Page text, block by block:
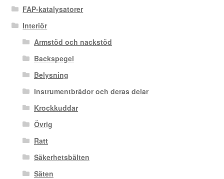
FAP-katalysatorer
Interiör
Armstöd och nackstöd
Backspegel
Belysning
Instrumentbrädor och deras delar
Krockkuddar
Övrig
Ratt
Säkerhetsbälten
Säten